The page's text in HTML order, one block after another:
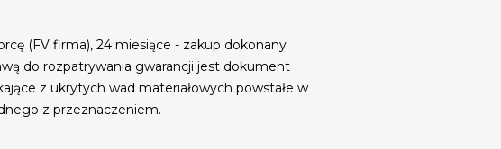
(FV firma), 24 miesiące - zakup dokonany
do rozpatrywania gwarancji jest dokument
z ukrytych wad materiałowych powstałe w
z przeznaczeniem.